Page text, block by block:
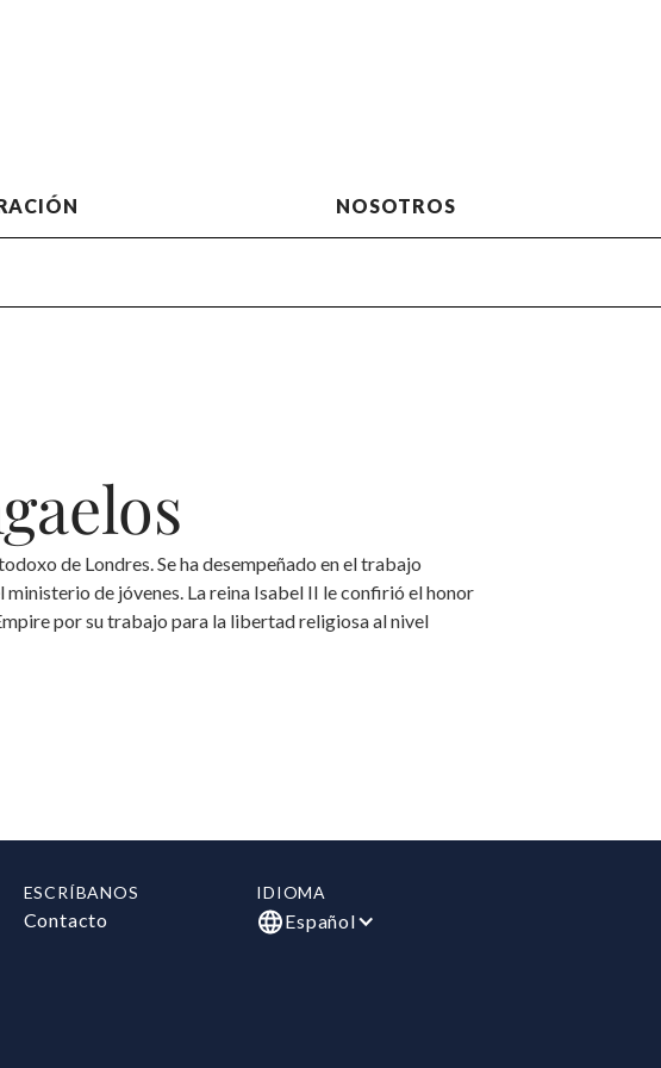
NOSOTROS
de Londres. Se ha desempeñado en el trabajo
de jóvenes. La reina Isabel II le confirió el honor
por su trabajo para la libertad religiosa al nivel
ESCRÍBANOS
Contacto
IDIOMA
Español